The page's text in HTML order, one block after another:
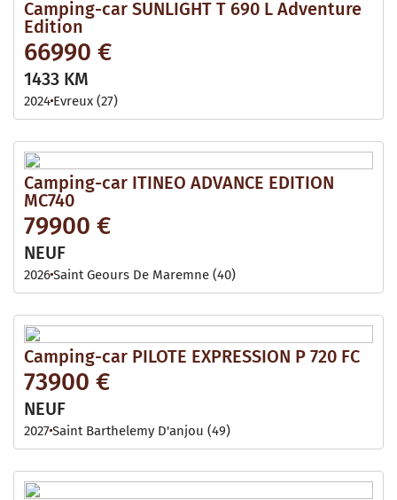
Camping-car SUNLIGHT T 690 L Adventure
Edition
66990 €
1433 KM
2024 Evreux (27)
Camping-car ITINEO ADVANCE EDITION
MC740
79900 €
NEUF
2026Saint Geours De Maremne (40)
Camping-car PILOTE EXPRESSION P 720 FC
73900 €
NEUF
2027Saint Barthelemy D'anjou (49)